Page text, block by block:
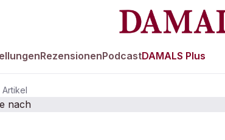
RezensionenPodcastDAMALS Plus
Artikel